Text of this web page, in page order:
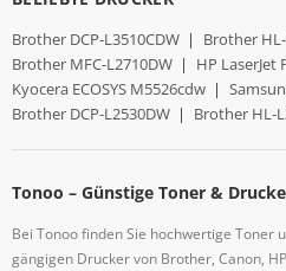
Brother DCP-L3510CDW | Brother
Brother MFC-L2710DW | HP LaserJet
Kyocera ECOSYS M5526cdw |
Brother DCP-L2530DW | Brother HL-
Tonoo – Günstige Toner &
Bei Tonoo finden Sie hochwertige Toner
gängigen Drucker von Brother, Canon,